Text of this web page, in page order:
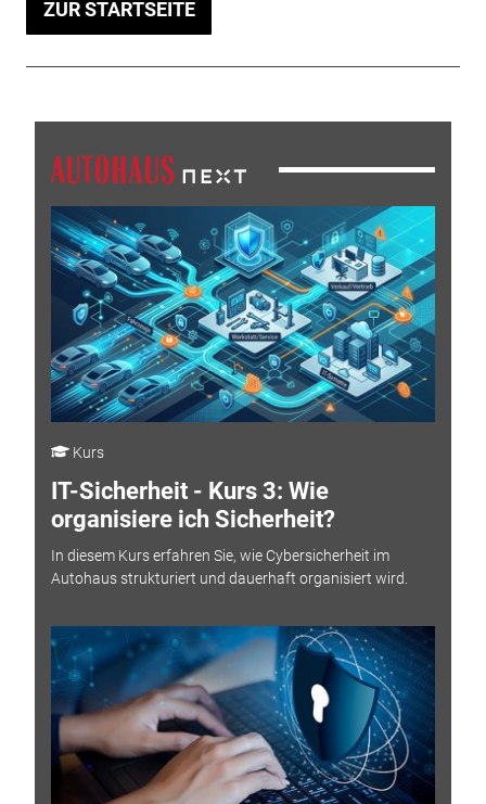
ZUR STARTSEITE
Kurs
IT-Sicherheit - Kurs 3: Wie
organisiere ich Sicherheit?
In diesem Kurs erfahren Sie, wie Cybersicherheit im
Autohaus strukturiert und dauerhaft organisiert wird.